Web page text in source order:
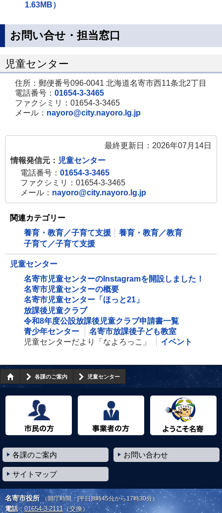
1.63MB）
お問い合せ・担当窓口
児童センター
住所：郵便番号096-0041 北海道名寄市西11条北2丁目
電話番号： 01654-3-3465
ファクシミリ：01654-3-3465
メール： nayoro@city.nayoro.lg.jp
最終更新日：2026年07月14日
情報発信元： 児童センター
電話番号： 01654-3-3465
ファクシミリ：01654-3-3465
メール： nayoro@city.nayoro.lg.jp
関連カテゴリー
養育・教育／子育て支援
養育・教育／教育
子育て／子育て支援
児童センター
名寄市児童センターのInstagramを開設しました！
名寄市児童センターの概要
名寄市児童センター「ほっと21」
放課後児童クラブ
令和8年度公設放課後児童クラブ申請書一覧
青少年センター
名寄市放課後子ども教室
児童センターだより「なよろっこ」
イベント
各課のご案内 児童センター
各課のご案内 お問い合わせ
サイトマップ
名寄市役所 （開庁時間：[平日]8時45分から17時30分）
電話：01654-3-2111 （交換）